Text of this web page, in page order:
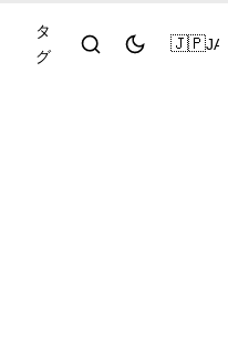
タ
グ
🇯🇵JA